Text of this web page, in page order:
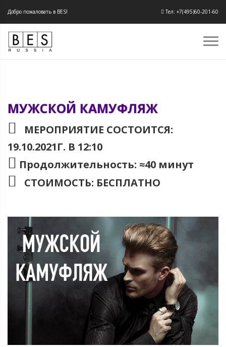
Добро пожаловать в BES! Тел: +7(495)60-201-60
МУЖСКОЙ КАМУФЛЯЖ
МЕРОПРИЯТИЕ СОСТОИТСЯ:
19.10.2021Г. В 12:10
Продолжительность: ≈40 минут
СТОИМОСТЬ: БЕСПЛАТНО